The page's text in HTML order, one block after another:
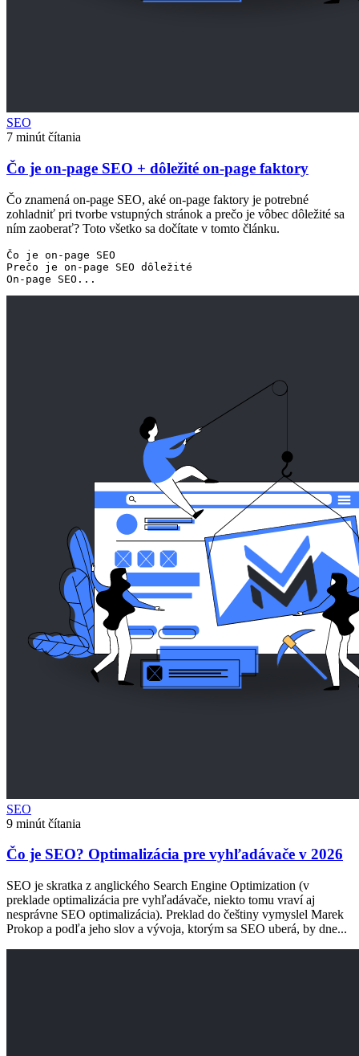
SEO
7 minút čítania
Čo je on-page SEO + dôležité on-page faktory
Čo znamená on-page SEO, aké on-page faktory je potrebné
zohladniť pri tvorbe vstupných stránok a prečo je vôbec dôležité sa
ním zaoberať? Toto všetko sa dočítate v tomto článku.
Čo je on-page SEO
Prečo je on-page SEO dôležité
SEO
9 minút čítania
Čo je SEO? Optimalizácia pre vyhľadávače v 2026
SEO je skratka z anglického Search Engine Optimization (v
preklade optimalizácia pre vyhľadávače, niekto tomu vraví aj
nesprávne SEO optimalizácia). Preklad do češtiny vymyslel Marek
Prokop a podľa jeho slov a vývoja, ktorým sa SEO uberá, by dne...